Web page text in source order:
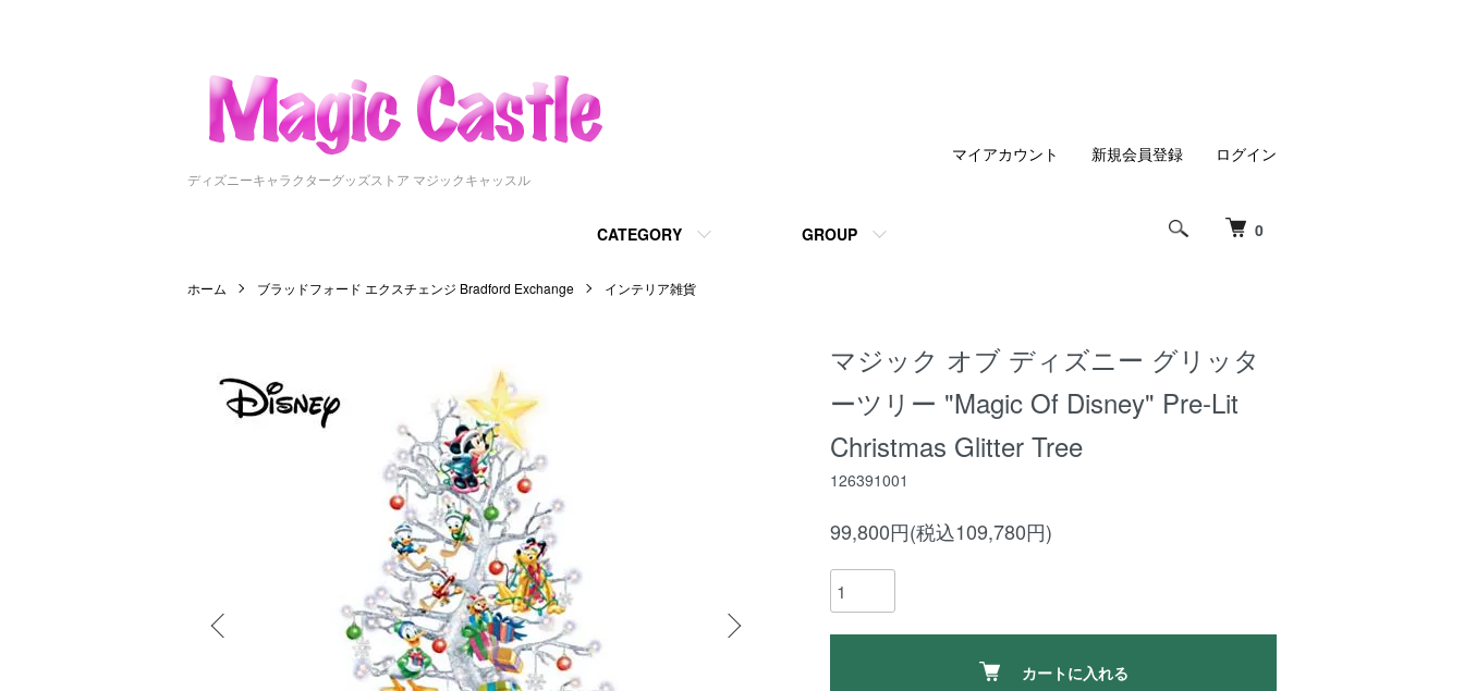
ディズニーキャラクターグッズストア マジックキャッスル
0
CATEGORY GROUP
マイアカウント 新規会員登録 ログイン
ホーム ブラッドフォード エクスチェンジ Bradford Exchange インテリア雑貨
マジック オブ ディズニー グリッタ
ーツリー "Magic Of Disney" Pre-Lit
Christmas Glitter Tree
126391001
99,800円(税込109,780円)
カートに入れる